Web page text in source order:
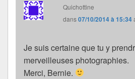
Quichottine
dans07/10/2014 à 15:34
Je suis certaine que tu y
merveilleuses photographies.
Merci, Bernie.